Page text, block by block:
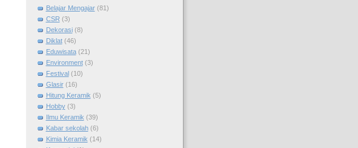
Belajar Mengajar (81)
CSR (3)
Dekorasi (8)
Diklat (46)
Eduwisata (21)
Environment (3)
Festival (10)
Glasir (16)
Hitung Keramik (5)
Hobby (3)
Ilmu Keramik (39)
Kabar sekolah (6)
Kimia Keramik (14)